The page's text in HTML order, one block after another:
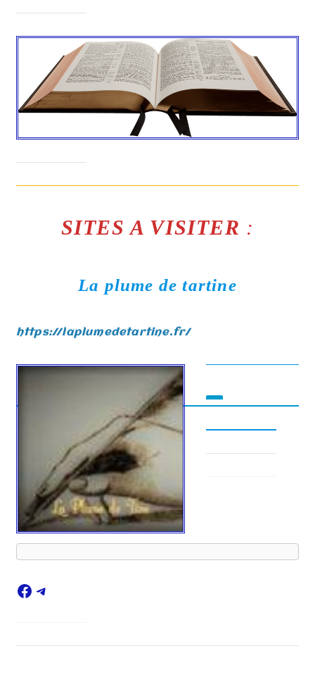
SITES A VISITER :
La plume de tartine
https://laplumedetartine.fr/